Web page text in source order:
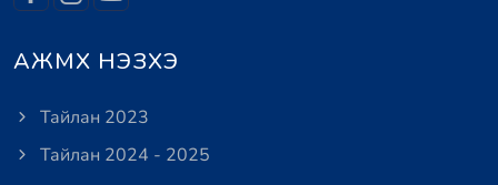
АЖМХ НЭЗХЭ
Тайлан 2023
Тайлан 2024 - 2025